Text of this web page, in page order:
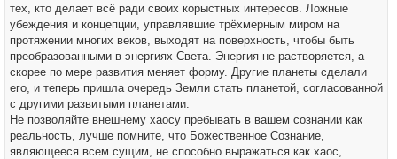
тех, кто делает всё ради своих корыстных интересов. Ложные
убеждения и концепции, управлявшие трёхмерным миром на
протяжении многих веков, выходят на поверхность, чтобы быть
преобразованными в энергиях Света. Энергия не растворяется, а
скорее по мере развития меняет форму. Другие планеты сделали
его, и теперь пришла очередь Земли стать планетой, согласованной
с другими развитыми планетами.
Не позволяйте внешнему хаосу пребывать в вашем сознании как
реальность, лучше помните, что Божественное Сознание,
являющееся всем сущим, не способно выражаться как хаос,